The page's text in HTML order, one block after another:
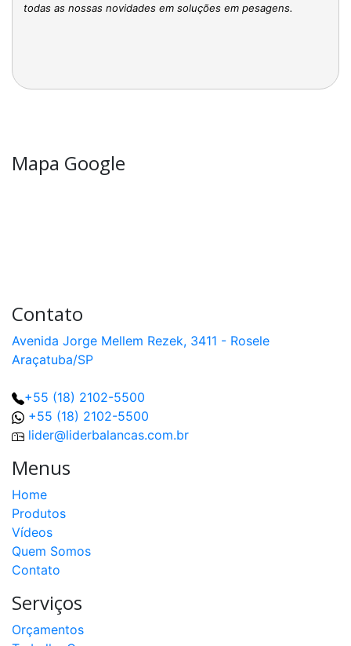
todas as nossas novidades em soluções em pesagens.
Mapa Google
Contato
Avenida Jorge Mellem Rezek, 3411 - Rosele
Araçatuba/SP
+55 (18) 2102-5500
+55 (18) 2102-5500
lider@liderbalancas.com.br
Menus
Home
Produtos
Vídeos
Quem Somos
Contato
Serviços
Orçamentos